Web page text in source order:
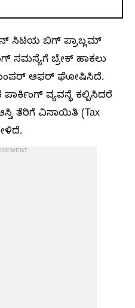
ಸಿಟಿಯ ಬಿಗ್ ಪ್ರಾಬ್ಲಮ್
ಸಮಸ್ಯೆಗೆ ಬ್ರೇಕ್ ಹಾಕಲು
ಬಂಪರ್ ಆಫರ್ ಘೋಷಿಸಿದೆ.
ವ್ಯವಸ್ಥೆ ಕಲ್ಪಿಸಿದರೆ
ತೆರಿಗೆ ವಿನಾಯಿತಿ (Tax